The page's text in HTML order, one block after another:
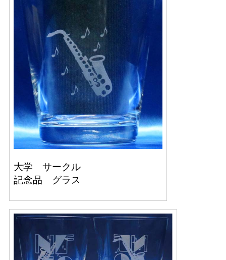
大学 サークル
記念品 グラス